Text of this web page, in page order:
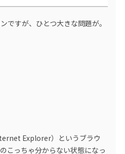
ですが、ひとつ大きな問題が。
Explorer）というブラウ
こっちゃ分からない状態になっ